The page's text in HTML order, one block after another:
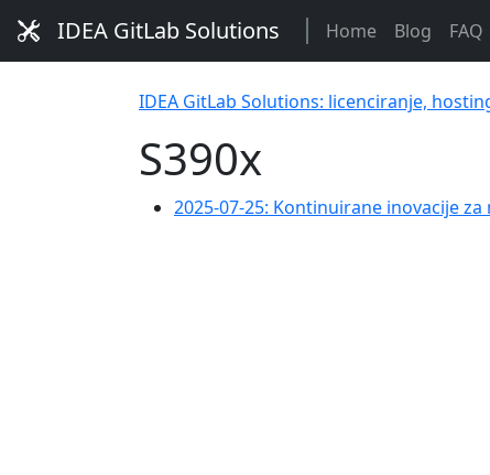
IDEA GitLab Solutions Home Blog FAQ
IDEA GitLab Solutions: licenciranje,
S390x
2025-07-25: Kontinuirane inovacije